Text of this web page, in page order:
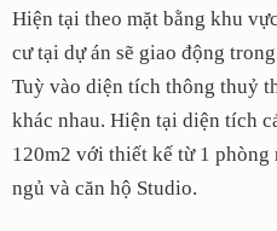
Hiện tại theo mặt bằng khu
cư tại dự án sẽ giao động
Tuỳ vào diện tích thông thuỷ
khác nhau. Hiện tại diện tích
120m2 với thiết kế từ 1 phòng
ngủ và căn hộ Studio.